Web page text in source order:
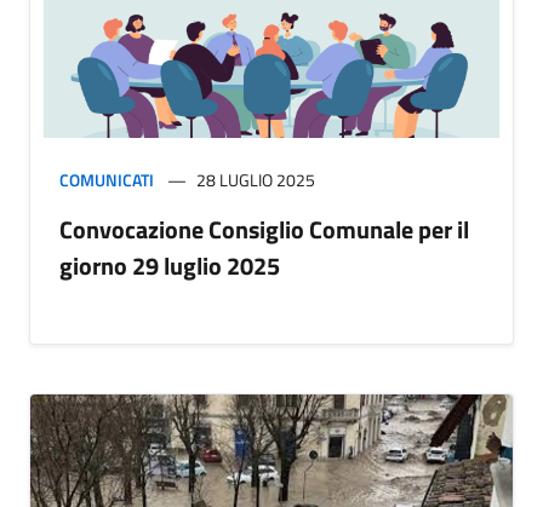
COMUNICATI 28 LUGLIO 2025
Convocazione Consiglio Comunale per il
giorno 29 luglio 2025